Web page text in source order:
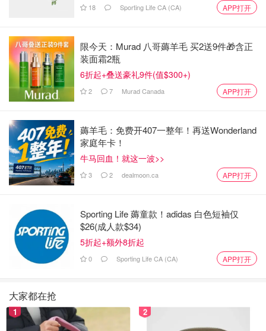
18 Sporting Life CA (CA) APP打开
限今天：Murad 八哥薅羊毛 买2送9件🎁含正
装面霜2瓶
6折起+叠送豪礼9件(值$300+)
2 7 Murad Canada APP打开
薅羊毛：免费开407一整年！再送Wonderland
家庭年卡！
牛马回血！就这一波>>
3 2 dealmoon.ca APP打开
Sporting Life 薅童款！adidas 白色短袖仅
$26(成人款$34)
5折起+额外8折起
0 Sporting Life CA (CA) APP打开
大家都在抢
1 2